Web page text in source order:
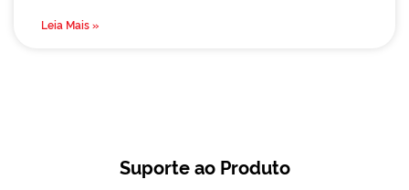
Leia Mais »
Suporte ao Produto